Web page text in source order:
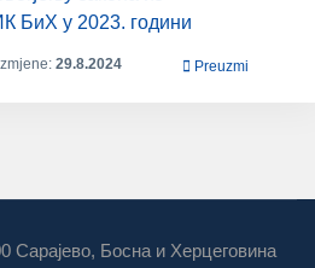
БиХ у 2023. години
29.8.2024 Preuzmi
Сарајево, Босна и Херцеговина